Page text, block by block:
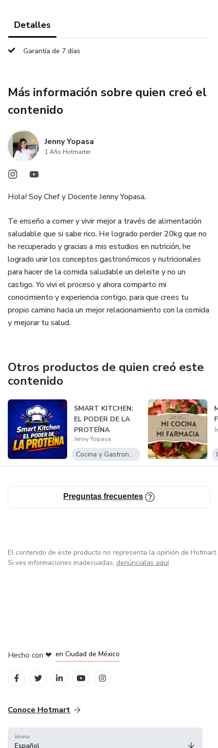
cocinar en casa sea algo posible y sostenible. Los
improvisación ni culpa, manteniendo coherencia nutricional y
comparto mi experiencia personal con la pérdida de peso,
la relación emocional con la comida y los desafíos reales
Soy chef con estudios en nutrición, formación en Nutrición
Sostenible por Harvard University, más de 20 años de
experiencia docente y una historia real de pérdida de más
dieta, sino el aprendizaje.
Al adquirir este material, tendrás acompañamiento directo
conmigo vía WhatsApp para resolver dudas y aprovechar
mejor el contenido. Si tienes dudas puedes escribirme al
+57 3112279418 🇨🇴
Chef Jenny
Detalles
Garantía de 7 días
Más información sobre quien creó el
contenido
Jenny Yopasa
1 Año Hotmarter
Hola! Soy Chef y Docente Jenny Yopasa.
Te enseño a comer y vivir mejor a través de alimentación
saludable que si sabe rico. He logrado perder 20kg que no
he recuperado y gracias a mis estudios en nutrición, he
logrado unir los conceptos gastronómicos y nutricionales
para hacer de la comida saludable un deleite y no un
castigo. Yo vivi el proceso y ahora comparto mi
conocimiento y experiencia contigo, para que crees tu
propio camino hacia un mejor relacionamiento con la comida
y mejorar tu salud.
Otros productos de quien creó este
contenido
SMART KITCHEN:
EL PODER DE LA
PROTEÍNA
Jenny Yopasa
Cocina y Gastronomía
Preguntas frecuentes
El contenido de este producto no representa la opinión de Hotmart.
Si ves informaciones inadecuadas, denúncialas aquí
Hecho con ❤ en Ciudad de México
Conoce Hotmart
Idioma
Español